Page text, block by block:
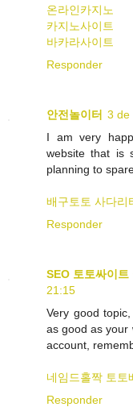
온라인카지노
카지노사이트
바카라사이트
Responder
안전놀이터 3 de
I am very
website that is
planning to
배구토토 사다리
Responder
SEO 토토싸이트
21:15
Very good
as good as your
account,
네임드홀짝 토토
Responder